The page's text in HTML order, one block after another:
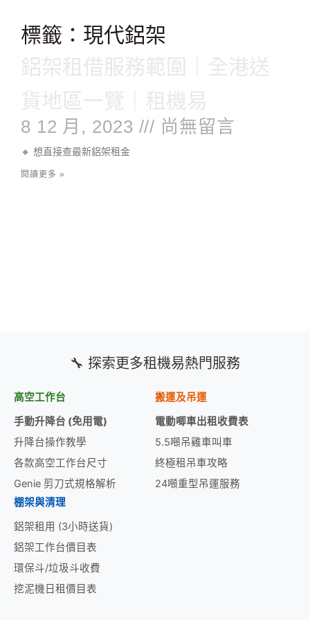
標籤：現代鋁架
鋁架租借服務範圍｜全港送
貨地區一覽｜租機易
8 12 月, 2023 尚無留言
🔸 想直接查最新鋁架租金
閱讀更多 »
🔧 探索更多租機易熱門服務
高空工作台
手動升降台 (免用電)
升降台操作教學
各款高空工作台尺寸
Genie 剪刀式規格解析
搬運及吊運
電動唧車出租收費表
5.5噸吊雞車叫車
終極租吊車攻略
24噸重型吊運服務
棚架與清理
鋁架租用 (3小時送貨)
鋁架工作台價目表
環保斗/垃圾斗收費
挖泥機日租價目表